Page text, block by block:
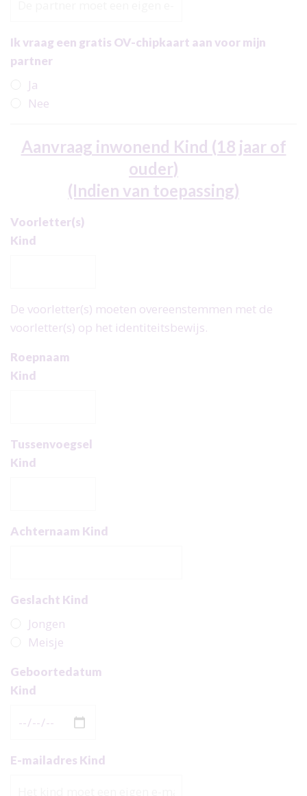
Ik vraag een gratis OV-chipkaart aan voor mijn
partner
Ja
Nee
Aanvraag inwonend Kind (18 jaar of
ouder)
(Indien van toepassing)
Voorletter(s)
Kind
De voorletter(s) moeten overeenstemmen met de
voorletter(s) op het identiteitsbewijs.
Roepnaam
Kind
Tussenvoegsel
Kind
Achternaam Kind
Geslacht Kind
Jongen
Meisje
Geboortedatum
Kind
E-mailadres Kind